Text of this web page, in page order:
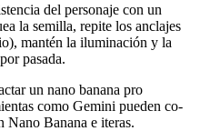
del personaje con un
la semilla, repite los anclajes
mantén la iluminación y la
pasada.
un nano banana pro
como Gemini pueden co-
Nano Banana e iteras.